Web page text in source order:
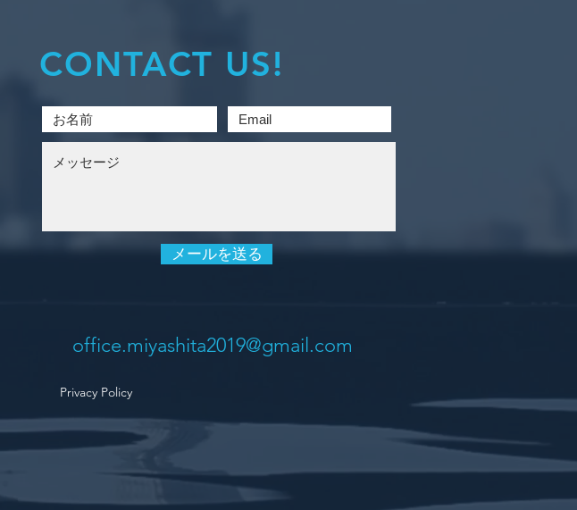
CONTACT US!
メールを送る
office.miyashita2019@gmail.com
Privacy Policy